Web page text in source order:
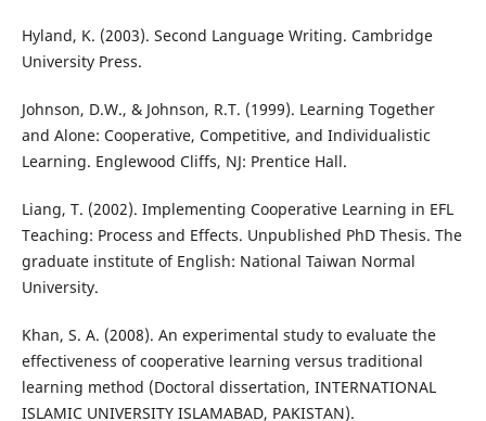
Hyland, K. (2003). Second Language Writing. Cambridge
University Press.
Johnson, D.W., & Johnson, R.T. (1999). Learning Together
and Alone: Cooperative, Competitive, and Individualistic
Learning. Englewood Cliffs, NJ: Prentice Hall.
Liang, T. (2002). Implementing Cooperative Learning in EFL
Teaching: Process and Effects. Unpublished PhD Thesis. The
graduate institute of English: National Taiwan Normal
University.
Khan, S. A. (2008). An experimental study to evaluate the
effectiveness of cooperative learning versus traditional
learning method (Doctoral dissertation, INTERNATIONAL
ISLAMIC UNIVERSITY ISLAMABAD, PAKISTAN).